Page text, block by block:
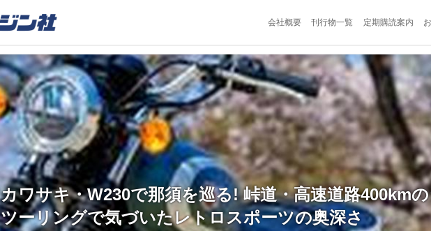
会社概要 刊行物一覧 定期購読案内
カワサキ・W230で那須を巡る! 峠道・高速道路400km
ツーリングで気づいたレトロスポーツの奥深さ